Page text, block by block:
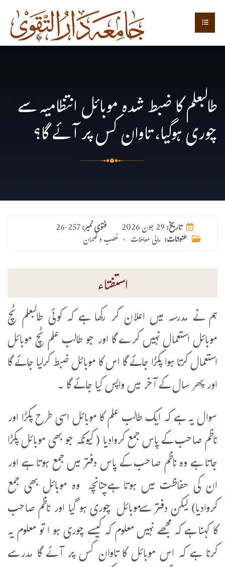
طالبعلم کا ضبط شدہ موبائل انتظامیہ سے
چوری ہوگیا، تاوان کس پر آئے گا؟
فتوی نمبر:26-257 تاریخ:29 جون 2026
عنوانات: مالی معاملات > غصب و ضمان
استفتاء
ہم نے مدرسہ میں اعلان کر رکھا ہے کہ کوئی طالبعلم ٹچ
موبائل استعمال نہیں کرے گا اور جو طالب علم ٹچ موبائل
استعمال کرتا ہوا پکڑا جائے گا اس کا موبائل ضبط کرلیا جائے گا
اور پھر سال کے آخر میں واپس کیا جائے گا ۔
سوال یہ ہے کہ ایک طالب علم کا موبائل اسی طرح پکڑا اور
ناظم صاحب کے پاس جمع کروادیا ( کیونکہ جو بھی موبائل پکڑا
جاتا ہے وہ ناظم صاحب کے پاس دفتر میں جمع ہوتا ہے اور
ان کی حفاظت میں ہوتا ہےچنانچہ وہ موبائل بھی جمع
کروادیا) لیکن دفتر سےموبائل چوری ہو گیا اور ناظم صاحب
کا کہنا ہے کہ مجھے نہیں معلوم کہ کیسے چوری ہو ا تو معلوم یہ
کرنا ہے کہ اس موبائل کا تاوان کس پر آئے گا مدرسے